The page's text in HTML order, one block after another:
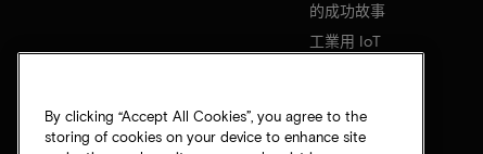
的成功故事
工業用 IoT
By clicking “Accept All Cookies”, you agree to the
storing of cookies on your device to enhance site